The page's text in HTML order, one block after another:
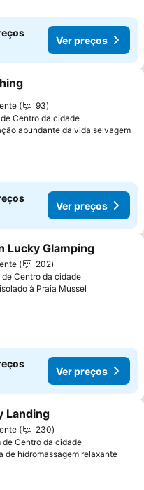
Ver preços
aos favoritos
93
de Centro da cidade
abundante da vida selvagem
Ver preços
aos favoritos
Lucky Glamping
202
de Centro da cidade
à Praia Mussel
Ver preços
aos favoritos
Landing
230
de Centro da cidade
de hidromassagem relaxanteVer